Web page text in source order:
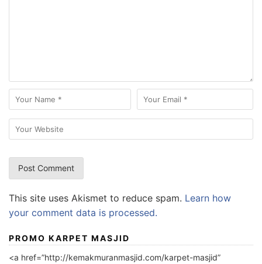
This site uses Akismet to reduce spam. Learn how
your comment data is processed.
PROMO KARPET MASJID
<a href=”http://kemakmuranmasjid.com/karpet-masjid”